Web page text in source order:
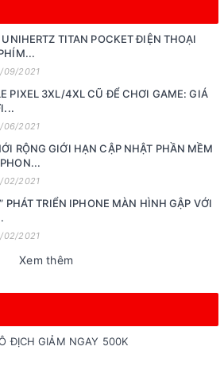
UNIHERTZ TITAN POCKET ĐIỆN THOẠI
09/2021
PIXEL 3XL/4XL CŨ ĐỂ CHƠI GAME: GIÁ
06/2021
RỘNG GIỚI HẠN CẬP NHẬT PHẦN MỀM
02/2021
PHÁT TRIỂN IPHONE MÀN HÌNH GẬP VỚI
02/2021
Xem thêm
ĐỊCH GIẢM NGAY 500K